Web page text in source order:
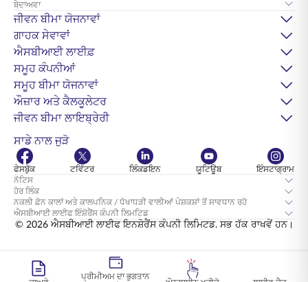
ਬੇਦਾਅਵਾ
ਜੀਵਨ ਬੀਮਾ ਯੋਜਨਾਵਾਂ
ਗਾਹਕ ਸੇਵਾਵਾਂ
ਐਸਬੀਆਈ ਲਾਈਫ਼
ਸਮੂਹ ਕੰਪਨੀਆਂ
ਸਮੂਹ ਬੀਮਾ ਯੋਜਨਾਵਾਂ
ਔਜ਼ਾਰ ਅਤੇ ਕੈਲਕੂਲੇਟਰ
ਜੀਵਨ ਬੀਮਾ ਲਾਇਬ੍ਰੇਰੀ
ਸਾਡੇ ਨਾਲ ਜੁੜੋ
ਫੇਸਬੁੱਕ ਟਵਿੱਟਰ ਲਿੰਕਡਇਨ ਯੂਟਿਊਬ
ਇੰਸਟਾਗ੍ਰਾਮ
ਨੋਟਿਸ
ਹੋਰ ਲਿੰਕ
ਨਕਲੀ ਫ਼ੋਨ ਕਾਲਾਂ ਅਤੇ ਕਾਲਪਨਿਕ / ਧੋਖਾਧੜੀ ਵਾਲੀਆਂ ਪੇਸ਼ਕਸ਼ਾਂ ਤੋਂ ਸਾਵਧਾਨ ਰਹੋ
ਐਸਬੀਆਈ ਲਾਈਫ ਇੰਸ਼ੋਰੈਂਸ ਕੰਪਨੀ ਲਿਮਟਿਡ
© 2026 ਐਸਬੀਆਈ ਲਾਈਫ ਇਨਸ਼ੋਰੈਂਸ ਕੰਪਨੀ ਲਿਮਿਟਡ. ਸਭ ਹੱਕ ਰਾਖਵੇਂ ਹਨ।
ਪ੍ਰੀਮੀਅਮ ਦਾ ਭੁਗਤਾਨ